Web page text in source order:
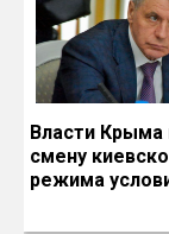
Власти Крыма
смену
режима